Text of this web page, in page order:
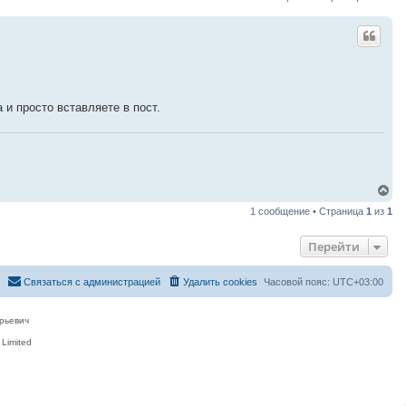
просто вставляете в пост.
р
я
1 сообщение • Страница 1 из 1
Перейти
Часовой пояс: UTC+03:00
Удалить cookies
Связаться с администрацией